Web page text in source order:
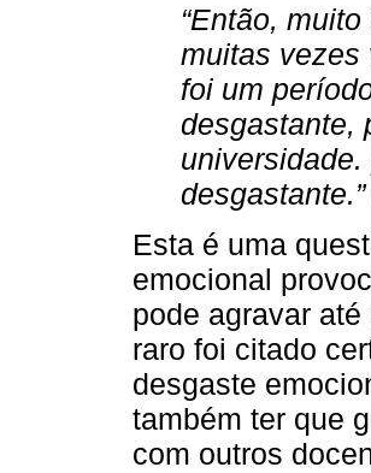
“Então,
muitas vezes
foi um
desgastante,
desgastante.”
Esta é uma
emocional
pode agravar
raro foi citado
desgaste
também ter que
com outros